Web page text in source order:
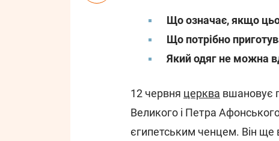
Що означає, якщо
Що потрібно
Який одяг не можна
12 червня церква вшановує
Великого і Петра
єгипетським ченцем. Він ще